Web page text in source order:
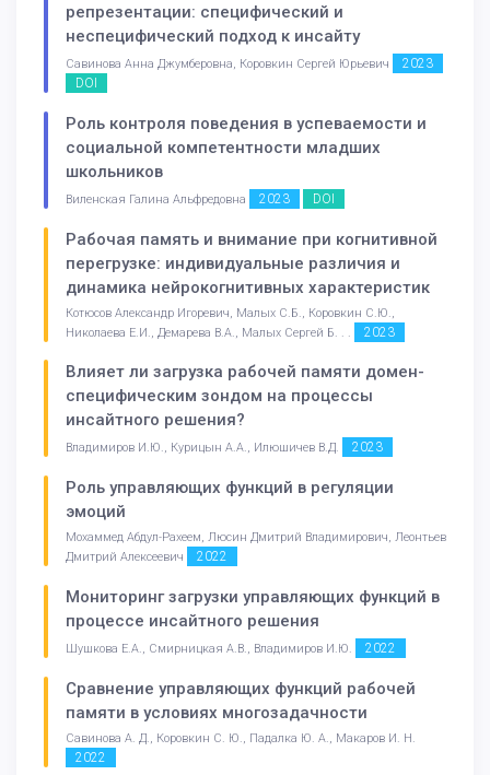
репрезентации: специфический и
неспецифический подход к инсайту
Савинова Анна Джумберовна, Коровкин Сергей Юрьевич
2023
DOI
Роль контроля поведения в успеваемости и
социальной компетентности младших
школьников
Виленская Галина Альфредовна 2023 DOI
Рабочая память и внимание при когнитивной
перегрузке: индивидуальные различия и
динамика нейрокогнитивных характеристик
Котюсов Александр Игоревич, Малых С.Б., Коровкин С.Ю.,
Николаева Е.И., Демарева В.А., Малых Сергей Б. . .
2023
Влияет ли загрузка рабочей памяти домен-
специфическим зондом на процессы
инсайтного решения?
Владимиров И.Ю., Курицын А.А., Илюшичев В.Д. 2023
Роль управляющих функций в регуляции
эмоций
Мохаммед Абдул-Рахеем, Люсин Дмитрий Владимирович, Леонтьев
Дмитрий Алексеевич
2022
Мониторинг загрузки управляющих функций в
процессе инсайтного решения
Шушкова Е.А., Смирницкая А.В., Владимиров И.Ю. 2022
Сравнение управляющих функций рабочей
памяти в условиях многозадачности
Савинова А. Д., Коровкин С. Ю., Падалка Ю. А., Макаров И. Н.
2022